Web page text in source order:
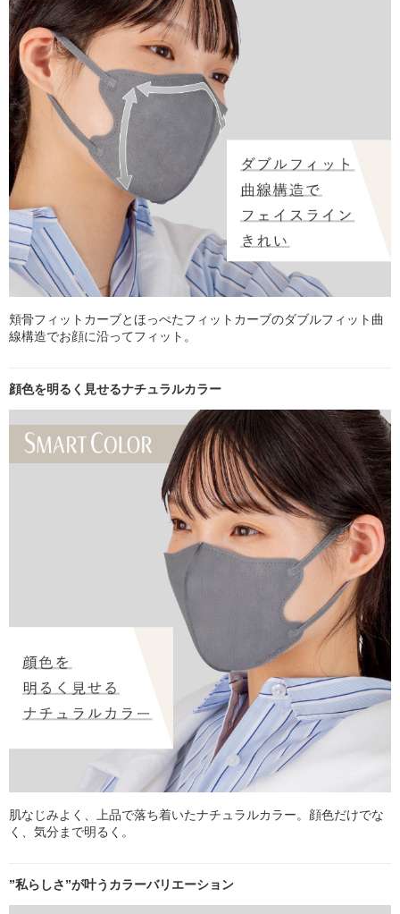
頬骨フィットカーブとほっぺたフィットカーブのダブルフィット曲
線構造でお顔に沿ってフィット。
顔色を明るく見せるナチュラルカラー
肌なじみよく、上品で落ち着いたナチュラルカラー。顔色だけでな
く、気分まで明るく。
”私らしさ”が叶うカラーバリエーション